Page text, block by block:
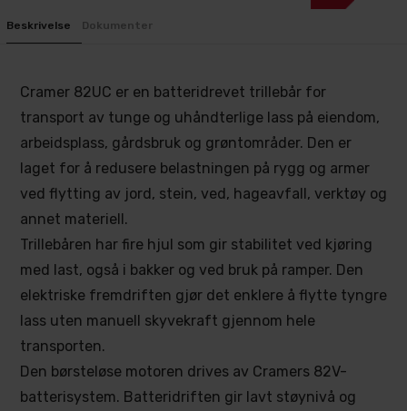
Beskrivelse Dokumenter
Cramer 82UC er en batteridrevet trillebår for
transport av tunge og uhåndterlige lass på eiendom,
arbeidsplass, gårdsbruk og grøntområder. Den er
laget for å redusere belastningen på rygg og armer
ved flytting av jord, stein, ved, hageavfall, verktøy og
annet materiell.
Trillebåren har fire hjul som gir stabilitet ved kjøring
med last, også i bakker og ved bruk på ramper. Den
elektriske fremdriften gjør det enklere å flytte tyngre
lass uten manuell skyvekraft gjennom hele
transporten.
Den børsteløse motoren drives av Cramers 82V-
batterisystem. Batteridriften gir lavt støynivå og